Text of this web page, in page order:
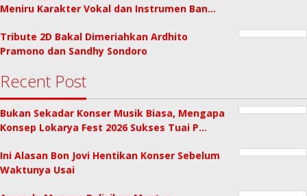
Meniru Karakter Vokal dan Instrumen Ban…
Tribute 2D Bakal Dimeriahkan Ardhito
Pramono dan Sandhy Sondoro
Recent Post
Bukan Sekadar Konser Musik Biasa, Mengapa
Konsep Lokarya Fest 2026 Sukses Tuai P…
Ini Alasan Bon Jovi Hentikan Konser Sebelum
Waktunya Usai